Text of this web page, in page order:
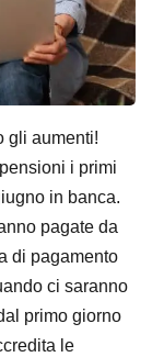
gli aumenti!
i primi
in banca.
pagate da
di pagamento
ci saranno
primo giorno
le